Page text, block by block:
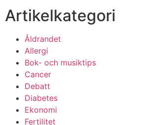
Artikelkategori
Åldrandet
Allergi
Bok- och musiktips
Cancer
Debatt
Diabetes
Ekonomi
Fertilitet